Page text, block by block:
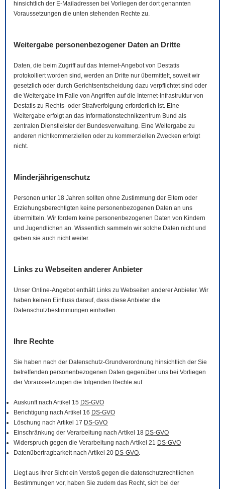
hinsichtlich der E-Mail adressen bei Vorliegen der dort genannten
Voraussetzungen die unten stehenden Rechte zu.
Weitergabe personenbezogener Daten an Dritte
Daten, die beim Zugriff auf das Internet-Angebot von Destatis
protokolliert worden sind, werden an Dritte nur übermittelt, soweit wir
gesetzlich oder durch Gerichtsentscheidung dazu verpflichtet sind oder
die Weitergabe im Falle von Angriffen auf die Internet-Infrastruktur von
Destatis zu Rechts- oder Strafverfolgung erforderlich ist. Eine
Weitergabe erfolgt an das Informationstechnikzentrum Bund als
zentralen Dienstleister der Bundesverwaltung. Eine Weitergabe zu
anderen nichtkommerziellen oder zu kommerziellen Zwecken erfolgt
nicht.
Minderjährigenschutz
Personen unter 18 Jahren sollten ohne Zustimmung der Eltern oder
Erziehungsberechtigten keine personenbezogenen Daten an uns
übermitteln. Wir fordern keine personenbezogenen Daten von Kindern
und Jugendlichen an. Wissentlich sammeln wir solche Daten nicht und
geben sie auch nicht weiter.
Links zu Webseiten anderer Anbieter
Unser Online-Angebot enthält Links zu Webseiten anderer Anbieter. Wir
haben keinen Einfluss darauf, dass diese Anbieter die
Datenschutzbestimmungen einhalten.
Ihre Rechte
Sie haben nach der Datenschutz-Grundverordnung hinsichtlich der Sie
betreffenden personenbezogenen Daten gegenüber uns bei Vorliegen
der Voraussetzungen die folgenden Rechte auf:
Auskunft nach Artikel 15 DS-GVO
Berichtigung nach Artikel 16 DS-GVO
Löschung nach Artikel 17 DS-GVO
Einschränkung der Verarbeitung nach Artikel 18 DS-GVO
Widerspruch gegen die Verarbeitung nach Artikel 21 DS-GVO
Datenübertragbarkeit nach Artikel 20 DS-GVO.
Liegt aus Ihrer Sicht ein Verstoß gegen die datenschutzrechtlichen
Bestimmungen vor, haben Sie zudem das Recht, sich bei der